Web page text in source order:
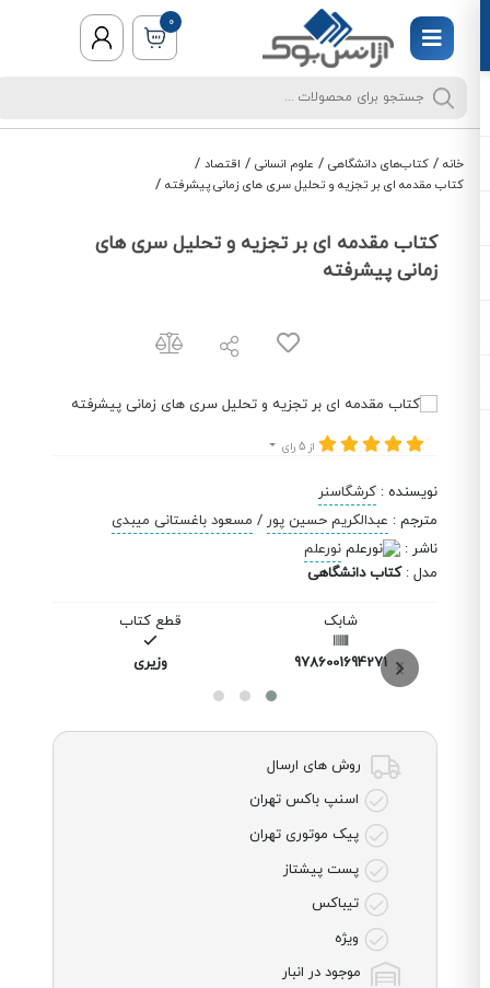
0
خانه / کتاب‌های دانشگاهی / علوم انسانی / اقتصاد /
کتاب مقدمه ای بر تجزیه و تحلیل سری های زمانی پیشرفته /
کتاب مقدمه ای بر تجزیه و تحلیل سری های
زمانی پیشرفته
از 5 رای
نویسنده: کرشگاسنر
مترجم: عبدالکریم حسین پور/ مسعود باغستانی میبدی
ناشر:
نورعلم
مدل: کتاب دانشگاهی
شابک
9786001694271
قطع کتاب
وزیری
روش های ارسال
اسنپ باکس تهران
پیک موتوری تهران
پست پیشتاز
تیباکس
ویژه
موجود در انبار